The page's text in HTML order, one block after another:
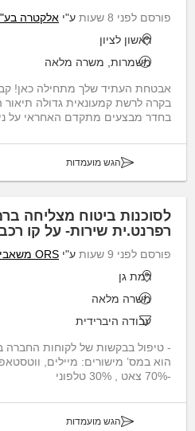
פורסם לפני 8 שעות ע"י אלקטרה
ראשון לציון
משמרות, משרה מלאה
אבטחת העתיד שלך מתחילה כאן!
בקרה לרשת
בחדר מבצעים מתקדם האחראי על
הגש מועמדות
לסוכנות ביטוח מצליחה
רפרנט.ית שירות- על קו
פורסם לפני 9 שעות ע"י ORS משאבי אנוש
רמת גן
משרה מלאה
עבודה היברידית
- טיפול בבקשות של לקוחות החברה
הוא במס’ מישורים: מיילים,
-70% צאט , 30% טלפוני
הגש מועמדות